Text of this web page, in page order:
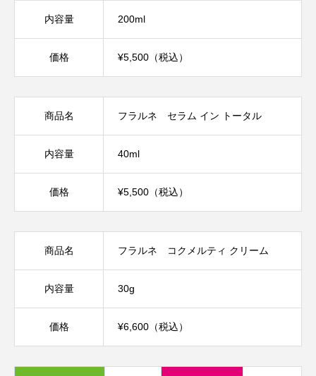
内容量 200ml
価格 ¥5,500（税込）
商品名 フラルネ セラム イン トータル
内容量 40ml
価格 ¥5,500（税込）
商品名 フラルネ コクメルティ クリーム
内容量 30g
価格 ¥6,600（税込）